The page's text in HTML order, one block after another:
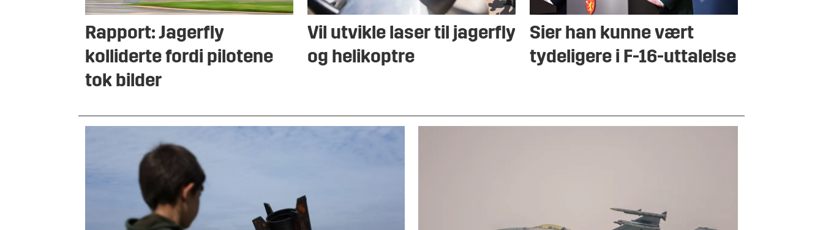
Rapport: Jagerfly
kolliderte fordi pilotene
tok bilder
Vil utvikle laser til jagerfly
og helikoptre
Sier han kunne vært
tydeligere i F-16-uttalelse